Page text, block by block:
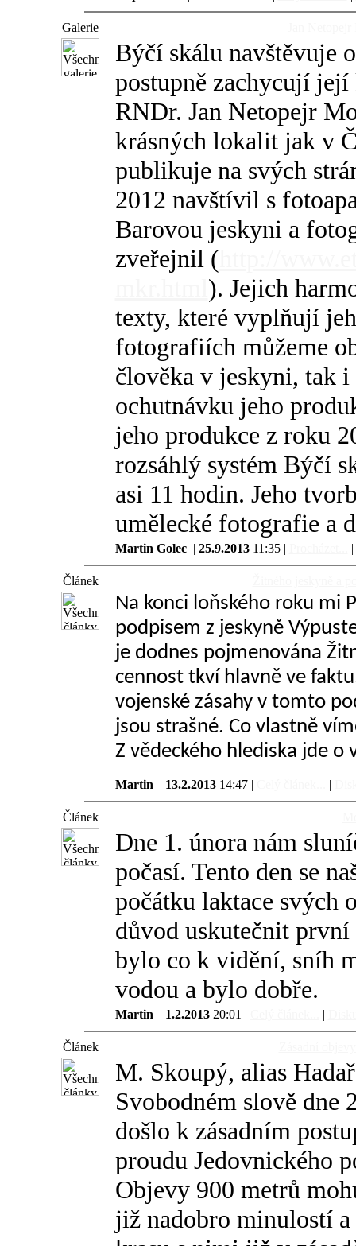
Galerie
Býčí skálu navštěvuje
postupně zachycují její
RNDr. Jan Netopejr
krásných lokalit jak v
publikuje na svých
2012 navštívil s
Barovou jeskyni a
zveřejnil (
). Jejich
texty, které vyplňují
fotografiích můžeme
člověka v jeskyni, tak
ochutnávku jeho
jeho produkce z roku
rozsáhlý systém Býčí
asi 11 hodin. Jeho
umělecké fotografie a
Martin Golec| 25.9.201311:35 | |
Článek
Na konci loňského roku mi
podpisem z jeskyně
je dodnes pojmenována
cennost tkví hlavně ve
vojenské zásahy v tomto
jsou strašné. Co vlastně
Z vědeckého hlediska jde
Martin | 13.2.201314:47 | |
Článek
Dne 1. února nám
počasí. Tento den se
počátku laktace svých
důvod uskutečnit
bylo co k vidění, sníh
vodou a bylo dobře.
Martin | 1.2.201320:01 | |
Článek
M. Skoupý, alias
Svobodném slově dne
došlo k zásadním
proudu Jedovnického
Objevy 900 metrů
již nadobro minulostí